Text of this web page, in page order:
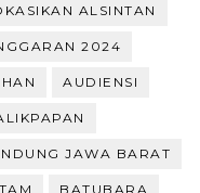
ALSINTAN
2024
AUDIENSI
JAWA BARAT
BATUBARA